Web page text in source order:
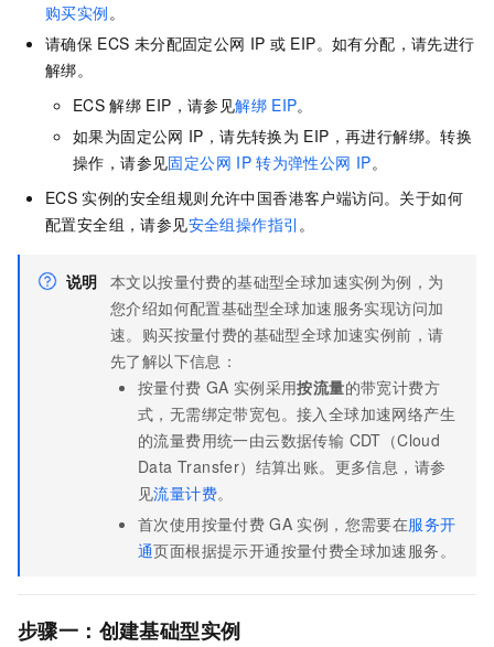
购买实例。
请确保 ECS 未分配固定公网 IP 或 EIP。如有分配，请先进行
解绑。
ECS 解绑 EIP，请参见解绑 EIP。
如果为固定公网 IP，请先转换为 EIP，再进行解绑。转换
操作，请参见固定公网 IP 转为弹性公网 IP。
ECS 实例的安全组规则允许中国香港客户端访问。关于如何
配置安全组，请参见安全组操作指引 。
说明 本文以按量付费的基础型全球加速实例为例，为
您介绍如何配置基础型全球加速服务实现访问加
速。购买按量付费的基础型全球加速实例前，请
先了解以下信息：
按量付费 GA 实例采用按流量的带宽计费方
式，无需绑定带宽包。接入全球加速网络产生
的流量费用统一由云数据传输 CDT（Cloud
Data Transfer） 结算出账。更多信息，请参
见流量计费。
首次使用按量付费 GA 实例，您需要在服务开
通页面根据提示开通按量付费全球加速服务。
步骤一：创建基础型实例